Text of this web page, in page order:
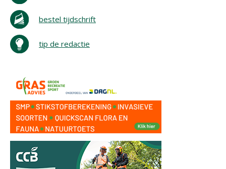
bestel tijdschrift
tip de redactie